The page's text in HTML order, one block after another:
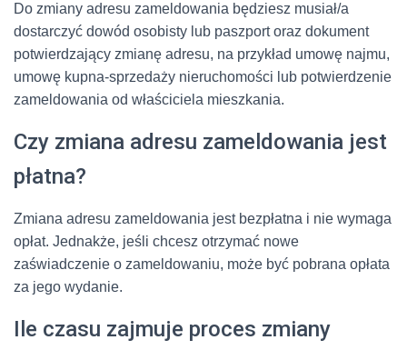
Do zmiany adresu zameldowania będziesz musiał/a
dostarczyć dowód osobisty lub paszport oraz dokument
potwierdzający zmianę adresu, na przykład umowę najmu,
umowę kupna-sprzedaży nieruchomości lub potwierdzenie
zameldowania od właściciela mieszkania.
Czy zmiana adresu zameldowania jest
płatna?
Zmiana adresu zameldowania jest bezpłatna i nie wymaga
opłat. Jednakże, jeśli chcesz otrzymać nowe
zaświadczenie o zameldowaniu, może być pobrana opłata
za jego wydanie.
Ile czasu zajmuje proces zmiany